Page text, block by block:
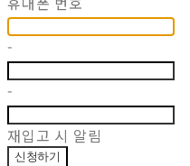
-
-
재입고 시 알림
신청하기